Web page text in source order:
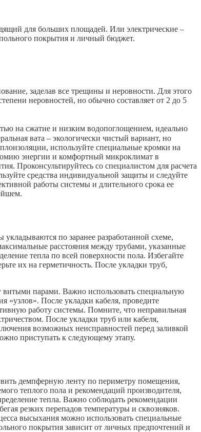
для больших площадей. Или электрические –
покрытия и личный бюджет.
заделав все трещины и неровности. Для этого
неровностей, но обычно составляет от 2 до 5
на сжатие и низким водопоглощением, идеально
вата – экологически чистый вариант, но
используйте специальные кромки на
энергии и комфортный микроклимат в
Проконсультируйтесь со специалистом для расчета
средства индивидуальной защиты и следуйте
работы системы и длительного срока ее
по заранее разработанной схеме,
расстояния между трубами, указанные
тепла по всей поверхности пола. Избегайте
их на герметичность. После укладки труб,
витыми парами. Важно использовать специальную
«узлов». После укладки кабеля, проведите
работу системы. Помните, что неправильная
После укладки труб или кабеля,
возможных неисправностей перед заливкой
приступать к следующему этапу.
демпферную ленту по периметру помещения,
теплого пола и рекомендаций производителя,
тепла. Важно соблюдать рекомендации
резких перепадов температуры и сквозняков.
высыхания можно использовать специальные
покрытия зависит от личных предпочтений и